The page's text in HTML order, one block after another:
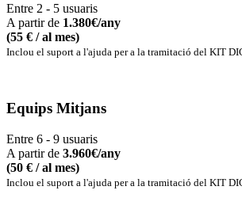
Entre 2 - 5 usuaris
A partir de 1.380€/any
(55 € / al mes)
Inclou el suport a l'ajuda per a la tramitació del KIT
Equips Mitjans
Entre 6 - 9 usuaris
A partir de 3.960€/any
(50 € / al mes)
Inclou el suport a l'ajuda per a la tramitació del KIT